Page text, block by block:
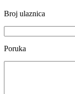
Broj ulaznica
Poruka